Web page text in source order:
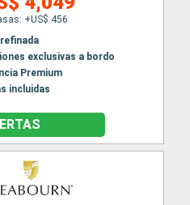
+US$ 456
exclusivas a bordo
Premium
incluidas